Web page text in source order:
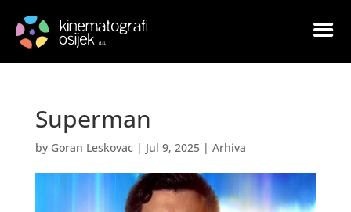
Superman
by Goran Leskovac| Jul 9, 2025| Arhiva